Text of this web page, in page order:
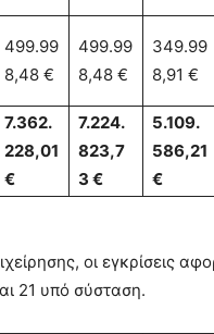
499.99
8,48 €
499.99
8,48 €
349.99
8,91 €
7.362.
228,01
€
7.224.
823,7
3 €
5.109.
586,21
€
οι εγκρίσεις
21 υπό σύσταση.